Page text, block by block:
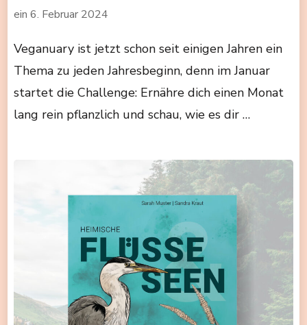
ein 6. Februar 2024
Veganuary ist jetzt schon seit einigen Jahren ein
Thema zu jeden Jahresbeginn, denn im Januar
startet die Challenge: Ernähre dich einen Monat
lang rein pflanzlich und schau, wie es dir …